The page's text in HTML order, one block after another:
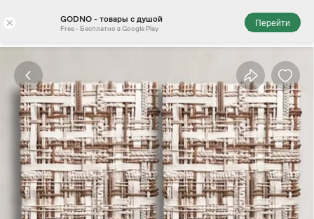
× GODNO - товары с душой
Free - Бесплатно в Google Play
Перейти